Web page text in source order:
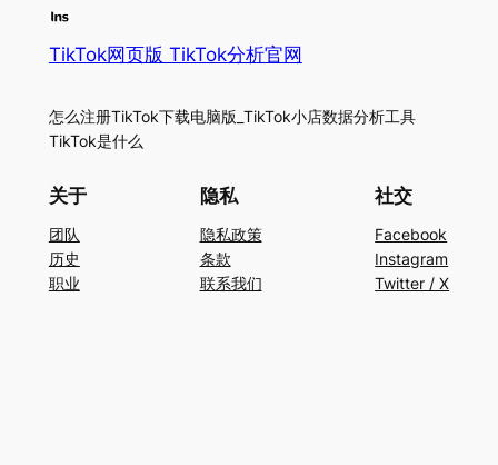
TikTok网页版 TikTok分析官网
怎么注册TikTok下载电脑版_TikTok小店数据分析工具
TikTok是什么
关于
团队
历史
职业
隐私
隐私政策
条款
联系我们
社交
Facebook
Instagram
Twitter / X